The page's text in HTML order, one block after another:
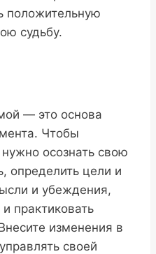
положительную
судьбу.
— это основа
Чтобы
осознать свою
определить цели и
и убеждения,
практиковать
изменения в
своей